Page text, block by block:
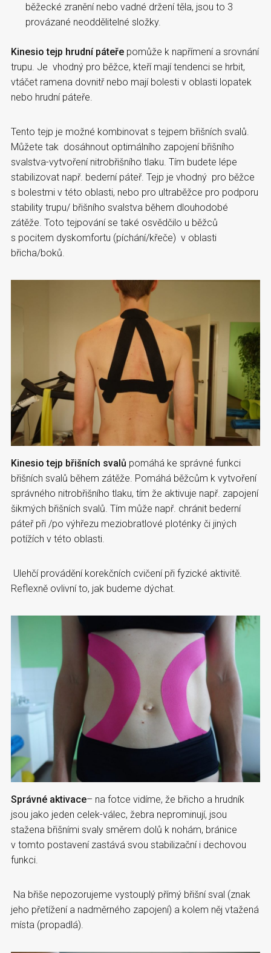
běžecké zranění nebo vadné držení těla, jsou to 3
provázané neoddělitelné složky.
Kinesio tejp hrudní páteře pomůže k napřímení a srovnání
trupu. Je vhodný pro běžce, kteří mají tendenci se hrbit,
vtáčet ramena dovnitř nebo mají bolesti v oblasti lopatek
nebo hrudní páteře.
Tento tejp je možné kombinovat s tejpem břišních svalů.
Můžete tak dosáhnout optimálního zapojení břišního
svalstva-vytvoření nitrobřišního tlaku. Tím budete lépe
stabilizovat např. bederní páteř. Tejp je vhodný pro běžce
s bolestmi v této oblasti, nebo pro ultraběžce pro podporu
stability trupu/ břišního svalstva během dlouhodobé
zátěže. Toto tejpování se také osvědčilo u běžců
s pocitem dyskomfortu (píchání/křeče) v oblasti
břicha/boků.
Kinesio tejp břišních svalů pomáhá ke správné funkci
břišních svalů během zátěže. Pomáhá běžcům k vytvoření
správného nitrobřišního tlaku, tím že aktivuje např. zapojení
šikmých břišních svalů. Tím může např. chránit bederní
páteř při /po výhřezu meziobratlové ploténky či jiných
potížích v této oblasti.
Ulehčí provádění korekčních cvičení při fyzické aktivitě.
Reflexně ovlivní to, jak budeme dýchat.
Správné aktivace– na fotce vidíme, že břicho a hrudník
jsou jako jeden celek-válec, žebra neprominují, jsou
stažena břišními svaly směrem dolů k nohám, bránice
v tomto postavení zastává svou stabilizační i dechovou
funkci.
Na břiše nepozorujeme vystouplý přímý břišní sval (znak
jeho přetížení a nadměrného zapojení) a kolem něj vtažená
místa (propadlá).